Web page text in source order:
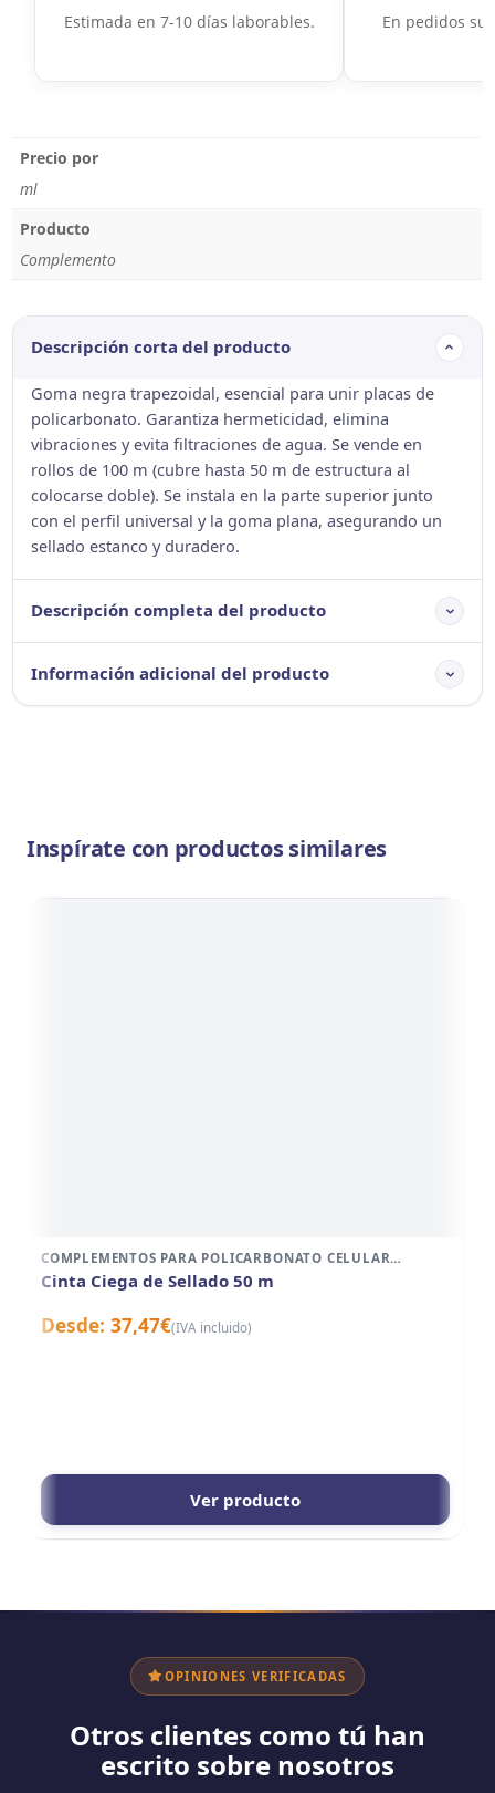
Estimada en 7-10 días laborables. En pedidos
Precio por
ml
Producto
Complemento
Descripción corta del producto
Goma negra trapezoidal, esencial para unir placas de
policarbonato. Garantiza hermeticidad, elimina
vibraciones y evita filtraciones de agua. Se vende en
rollos de 100 m (cubre hasta 50 m de estructura al
colocarse doble). Se instala en la parte superior junto
con el perfil universal y la goma plana, asegurando un
sellado estanco y duradero.
Descripción completa del producto
Información adicional del producto
Inspírate con productos similares
COMPLEMENTOS PARA POLICARBONATO CELULAR
SISTEMA ALUMINIO
Cinta Ciega de Sellado 50 m
Desde: 37,47€(IVA incluido)
Ver producto
OPINIONES VERIFICADAS
Otros clientes como tú han
escrito sobre nosotros